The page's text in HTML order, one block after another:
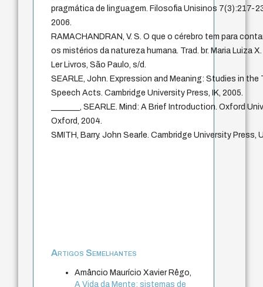
pragmática de linguagem. Filosofia Unisinos 7(3):217-
2006.
RAMACHANDRAN, V. S. O que o cérebro tem para
os mistérios da natureza humana. Trad. br. Maria Luiza
Ler Livros, São Paulo, s/d.
SEARLE, John. Expression and Meaning: Studies in the
Speech Acts. Cambridge University Press, IK, 2005.
_______, SEARLE. Mind: A Brief Introduction. Oxford
Oxford, 2004.
SMITH, Barry. John Searle. Cambridge University Press,
Artigos Semelhantes
Amâncio Maurício Xavier Rêgo,
A Vida da Mente: sistemas de